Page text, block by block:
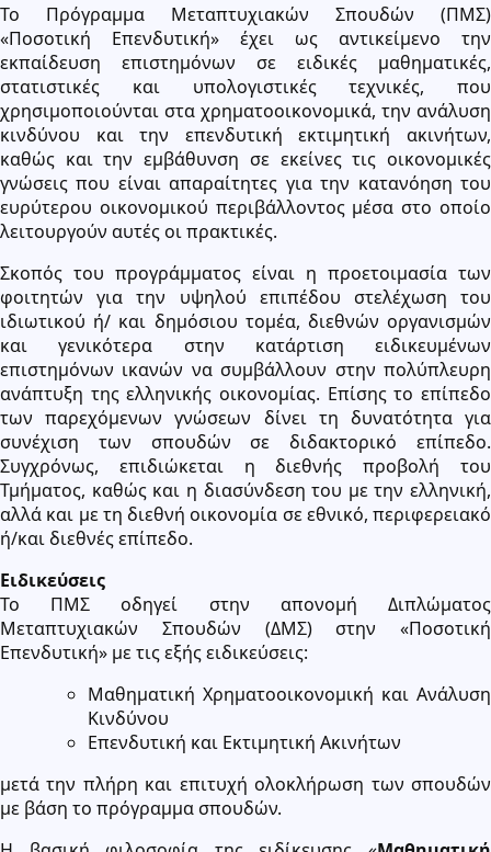
Το Πρόγραμμα Μεταπτυχιακών Σπουδών (ΠΜΣ)
«Ποσοτική Επενδυτική» έχει ως αντικείμενο την
εκπαίδευση επιστημόνων σε ειδικές μαθηματικές,
στατιστικές και υπολογιστικές τεχνικές, που
χρησιμοποιούνται στα χρηματοοικονομικά, την ανάλυση
κινδύνου και την επενδυτική εκτιμητική ακινήτων,
καθώς και την εμβάθυνση σε εκείνες τις οικονομικές
γνώσεις που είναι απαραίτητες για την κατανόηση του
ευρύτερου οικονομικού περιβάλλοντος μέσα στο οποίο
λειτουργούν αυτές οι πρακτικές.
Σκοπός του προγράμματος είναι η προετοιμασία των
φοιτητών για την υψηλού επιπέδου στελέχωση του
ιδιωτικού ή/ και δημόσιου τομέα, διεθνών οργανισμών
και γενικότερα στην κατάρτιση ειδικευμένων
επιστημόνων ικανών να συμβάλλουν στην πολύπλευρη
ανάπτυξη της ελληνικής οικονομίας. Επίσης το επίπεδο
των παρεχόμενων γνώσεων δίνει τη δυνατότητα για
συνέχιση των σπουδών σε διδακτορικό επίπεδο.
Συγχρόνως, επιδιώκεται η διεθνής προβολή του
Τμήματος, καθώς και η διασύνδεση του με την ελληνική,
αλλά και με τη διεθνή οικονομία σε εθνικό, περιφερειακό
ή/και διεθνές επίπεδο.
Ειδικεύσεις
Το ΠΜΣ οδηγεί στην απονομή Διπλώματος
Μεταπτυχιακών Σπουδών (ΔΜΣ) στην «Ποσοτική
Επενδυτική» με τις εξής ειδικεύσεις:
Μαθηματική Χρηματοοικονομική και Ανάλυση
Κινδύνου
Επενδυτική και Εκτιμητική Ακινήτων
μετά την πλήρη και επιτυχή ολοκλήρωση των σπουδών
με βάση το πρόγραμμα σπουδών.